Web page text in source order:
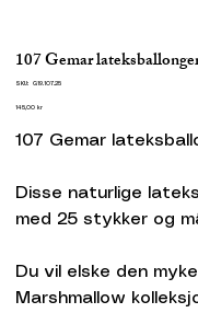
107 Gemar
SKU:
SKU
G19.107.25
Pris
145,00 kr
107 Gemar
Disse naturlige
med 25 stykker og
Du vil elske den
Marshmallow